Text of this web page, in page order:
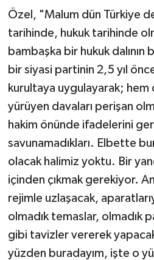
Özel, "Malum dün Türkiye
tarihinde, hukuk tarihinde
bambaşka bir hukuk dalının
bir siyasi partinin 2,5 yıl
kurultaya uygulayarak; hem
yürüyen davaları perişan
hakim önünde ifadelerini
savunamadıkları. Elbette
olacak halimiz yoktu. Bir
içinden çıkmak gerekiyor.
rejimle uzlaşacak,
olmadık temaslar, olmadık
gibi tavizler vererek
yüzden buradayım, işte o